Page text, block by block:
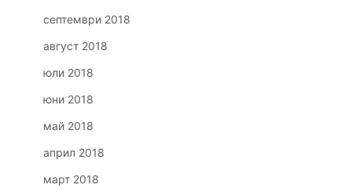
септември 2018
август 2018
юли 2018
юни 2018
май 2018
април 2018
март 2018